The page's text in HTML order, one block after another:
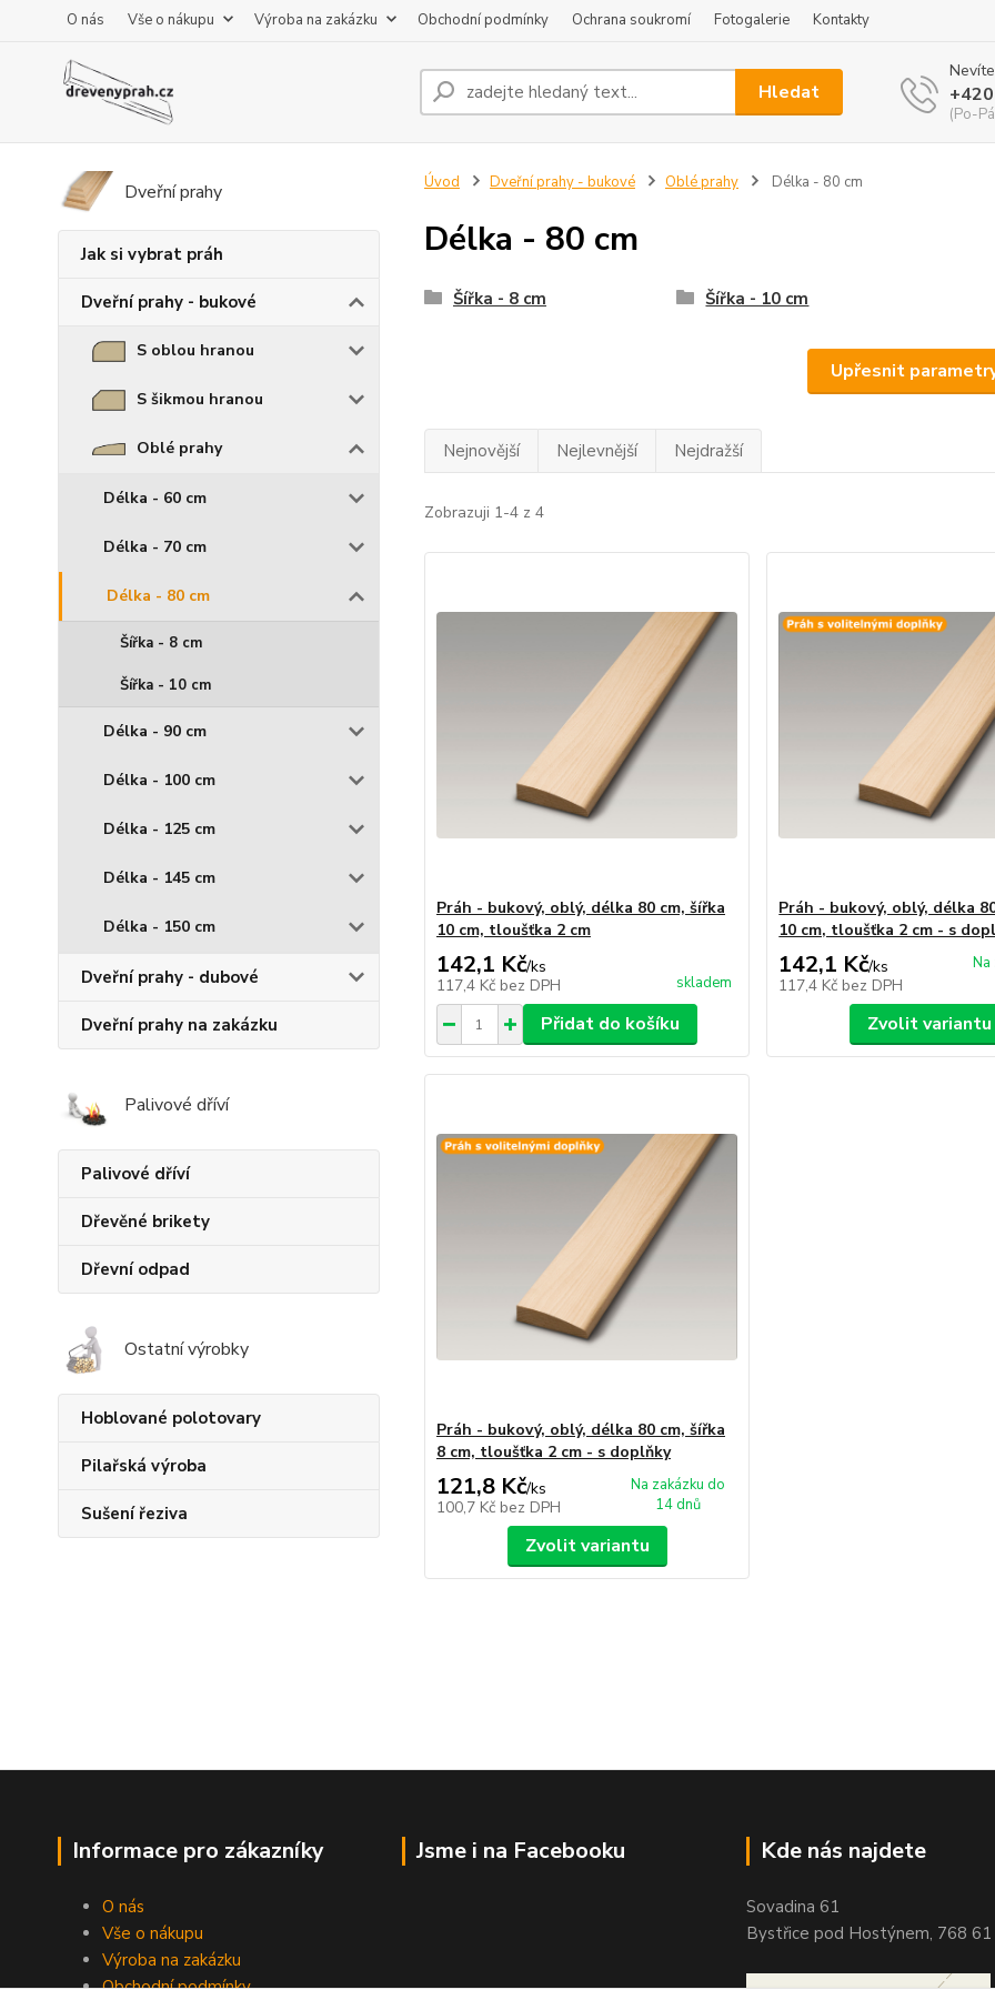
O nás Vše o nákupu Výroba na zakázku Obchodní podmínky Ochrana soukromí Fotogalerie Kontakty
Hledat
(Po-
Dveřní prahy
Jak si vybrat práh
Dveřní prahy - bukové
S oblou hranou
S šikmou hranou
Oblé prahy
Délka - 60 cm
Délka - 70 cm
Délka - 80 cm
Šířka - 8 cm
Šířka - 10 cm
Délka - 90 cm
Délka - 100 cm
Délka - 125 cm
Délka - 145 cm
Délka - 150 cm
Dveřní prahy - dubové
Dveřní prahy na zakázku
Palivové dříví
Palivové dříví
Dřevěné brikety
Dřevní odpad
Ostatní výrobky
Hoblované polotovary
Pilařská výroba
Sušení řeziva
Úvod Dveřní prahy - bukové Oblé prahy Délka - 80 cm
Délka - 80 cm
Šířka - 8 cm Šířka - 10 cm
Upřesnit
Nejnovější Nejlevnější Nejdražší
Zobrazuji 1-4 z 4
Práh - bukový, oblý, délka 80 cm, šířka
10 cm, tloušťka 2 cm
142,1 Kč/ks
117,4 Kč bez DPH skladem
Přidat do košíku
Práh - bukový, oblý, délka
10 cm, tloušťka 2 cm - s
142,1 Kč/ks
117,4 Kč bez DPH
Na
Zvolit variantu
Práh - bukový, oblý, délka 80 cm, šířka
8 cm, tloušťka 2 cm - s doplňky
121,8 Kč/ks
100,7 Kč bez DPH
Na zakázku do
14 dnů
Zvolit variantu
Informace pro zákazníky
O nás
Vše o nákupu
Výroba na zakázku
Jsme i na Facebooku Kde nás najdete
Sovadina 61
Bystřice pod Hostýnem, 768 61